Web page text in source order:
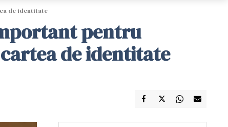
de identitate
pentru
de identitate